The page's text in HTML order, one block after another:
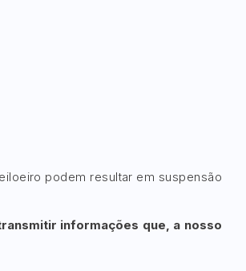
podem resultar em suspensão
informações que, a nosso